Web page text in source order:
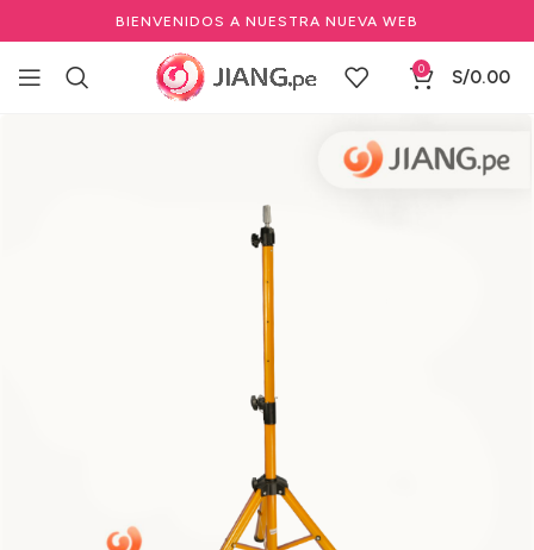
BIENVENIDOS A NUESTRA NUEVA WEB
0 S/0.00
Tintes Profesionales